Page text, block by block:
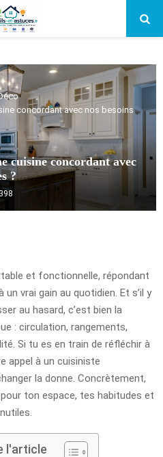
concordant avec nos besoins
cuisine concordant avec
?
et fonctionnelle, répondant
vrai gain au quotidien. Et s’il y
au hasard, c’est bien la
: circulation, rangements,
Si tu es en train de réfléchir à
appel à un cuisiniste
la donne. Concrètement,
ton espace, tes habitudes et
l'article